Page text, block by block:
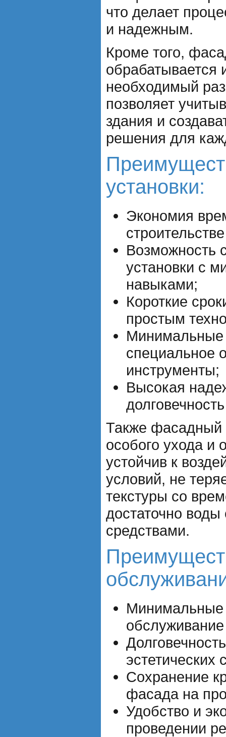
что делает
и надежным.
Кроме того,
обрабатывается
необходимый
позволяет
здания и
решения для
установки:
Экономия
Возможность
установки с
навыками;
Короткие
простым
Минимальные
специальное
инструменты;
Высокая
Также фасадный
особого ухода и
устойчив к
условий, не
текстуры со
достаточно
средствами.
Минимальные
эстетических
Сохранение
фасада на
Удобство и
проведении